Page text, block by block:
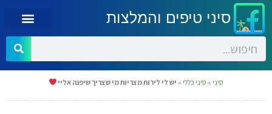
סיני טיפים והמלצות
סיני » סיני כללי » יש לי לירות מצריות מי שצריך שיפנה אליי